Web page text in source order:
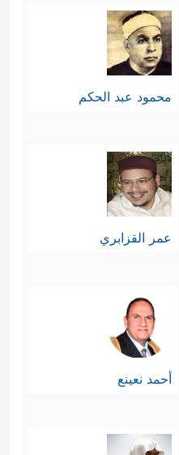
محمود عبد الحكم
عمر القزابري
أحمد نعينع